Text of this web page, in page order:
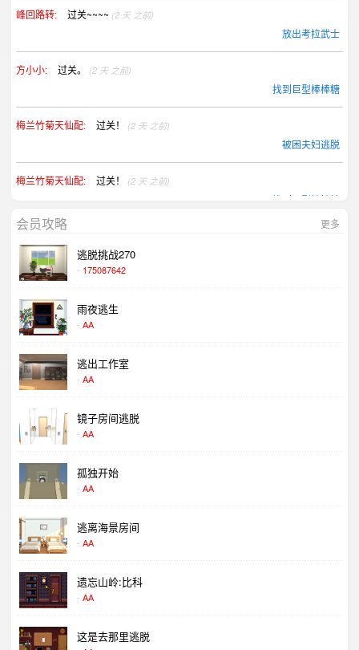
峰回路转: 过关~~~~ (2 天 之前)
放出考拉武士
方小小: 过关。 (2 天 之前)
找到巨型棒棒糖
梅兰竹菊天仙配: 过关！ (2 天 之前)
被困夫妇逃脱
梅兰竹菊天仙配: 过关！ (2 天 之前)
找到巨型棒棒糖
更多
会员攻略
逃脱挑战270
- 175087642
雨夜逃生
- AA
逃出工作室
- AA
镜子房间逃脱
- AA
孤独开始
- AA
逃离海景房间
- AA
遗忘山岭:比科
- AA
这是去那里逃脱